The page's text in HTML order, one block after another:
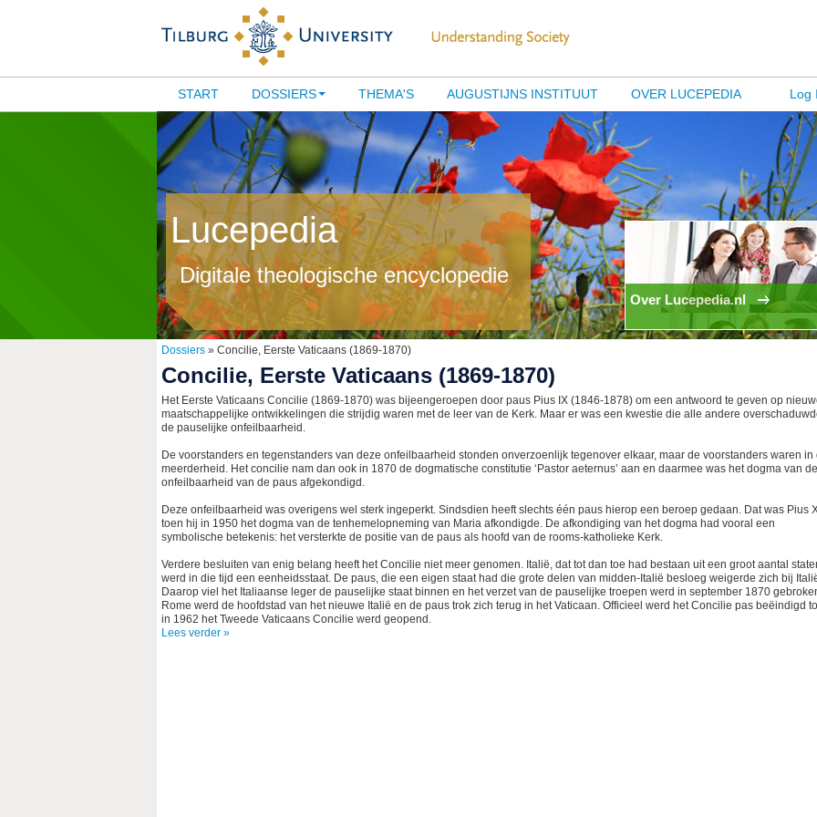
Log
START DOSSIERS THEMA'S AUGUSTIJNS INSTITUUT OVER LUCEPEDIA
Lucepedia
Digitale theologische encyclopedie
Over Lucepedia.nl
Dossiers » Concilie, Eerste Vaticaans (1869-1870)
Concilie, Eerste Vaticaans (1869-1870)
Het Eerste Vaticaans Concilie (1869-1870) was bijeengeroepen door paus Pius IX (1846-1878) om een antwoord te geven op
maatschappelijke ontwikkelingen die strijdig waren met de leer van de Kerk. Maar er was een kwestie die alle andere
de pauselijke onfeilbaarheid.
De voorstanders en tegenstanders van deze onfeilbaarheid stonden onverzoenlijk tegenover elkaar, maar de voorstanders waren in
meerderheid. Het concilie nam dan ook in 1870 de dogmatische constitutie ‘Pastor aeternus’ aan en daarmee was het dogma van de
onfeilbaarheid van de paus afgekondigd.
Deze onfeilbaarheid was overigens wel sterk ingeperkt. Sindsdien heeft slechts één paus hierop een beroep gedaan. Dat was Pius
toen hij in 1950 het dogma van de tenhemelopneming van Maria afkondigde. De afkondiging van het dogma had vooral een
symbolische betekenis: het versterkte de positie van de paus als hoofd van de rooms-katholieke Kerk.
Verdere besluiten van enig belang heeft het Concilie niet meer genomen. Italië, dat tot dan toe had bestaan uit een groot aantal
werd in die tijd een eenheidsstaat. De paus, die een eigen staat had die grote delen van midden-Italië besloeg weigerde zich bij
Daarop viel het Italiaanse leger de pauselijke staat binnen en het verzet van de pauselijke troepen werd in september 1870
Rome werd de hoofdstad van het nieuwe Italië en de paus trok zich terug in het Vaticaan. Officieel werd het Concilie pas beëindigd
in 1962 het Tweede Vaticaans Concilie werd geopend.
Lees verder »